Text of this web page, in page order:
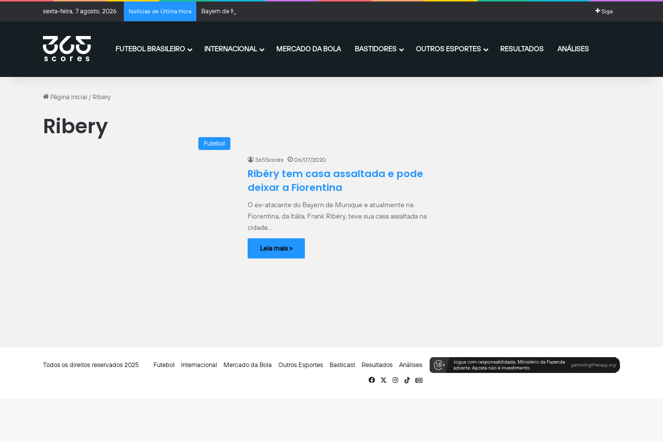
sexta-feira, 7 agosto, 2026 Notícias de Última Hora Bayern de Munique x Aston Villa: onde assistir ao vivo e escalações Siga
FUTEBOL BRASILEIRO INTERNACIONAL MERCADO DA BOLA BASTIDORES OUTROS ESPORTES RESULTADOS ANÁLISES
Página inicial / Ribery
Ribery
Futebol
365Scores 06/07/2020
Ribéry tem casa assaltada e pode
deixar a Fiorentina
O ex-atacante do Bayern de Munique e atualmente na
Fiorentina, da Itália, Frank Ribéry, teve sua casa assaltada na
cidade…
Leia mais >
Todos os direitos reservados 2025 Futebol Internacional Mercado da Bola Outros Esportes Basticast Resultados
Análises
Facebook
X Instagram
TikTokSiga-